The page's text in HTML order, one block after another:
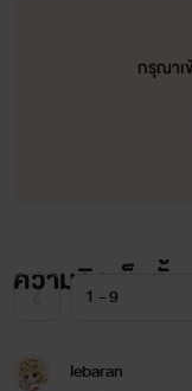
กรุณาเ
ความคิดเห็นทั้
lebaran